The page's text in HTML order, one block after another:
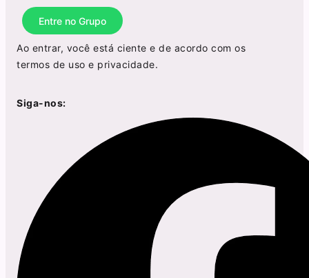
Entre no Grupo
Ao entrar, você está ciente e de acordo com os
termos de uso e privacidade.
Siga-nos: